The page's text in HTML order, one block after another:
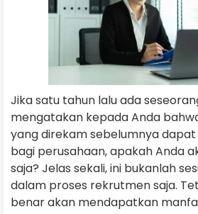
Jika satu tahun lalu ada
mengatakan kepada Anda
yang direkam sebelumnya
bagi perusahaan, apakah Anda
saja? Jelas sekali, ini bukanlah
dalam proses rekrutmen saja.
benar akan mendapatkan